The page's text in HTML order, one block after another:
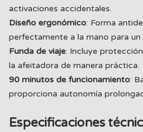
activaciones accidentales.
Diseño ergonómico: Forma
perfectamente a la mano para
Funda de viaje: Incluye
la afeitadora de manera práctica.
90 minutos de funcionamiento:
proporciona autonomía
Especificaciones